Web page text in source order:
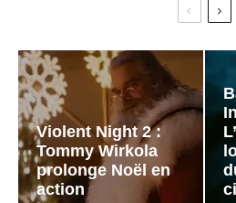
Violent Night 2 :
Tommy Wirkola
prolonge Noël en
action